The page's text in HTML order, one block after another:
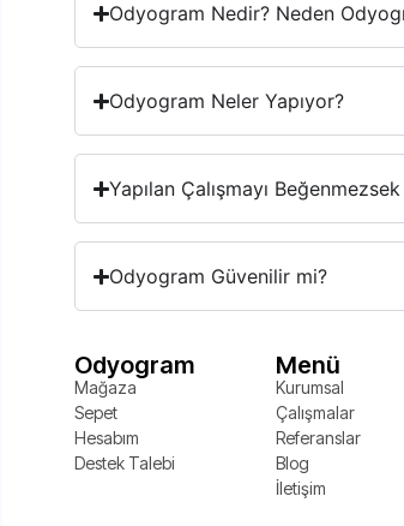
Odyogram Nedir? Neden
Odyogram Neler Yapıyor?
Yapılan Çalışmayı
Odyogram Güvenilir mi?
Odyogram
Mağaza
Sepet
Hesabım
Destek Talebi
Menü
Kurumsal
Çalışmalar
Referanslar
Blog
İletişim